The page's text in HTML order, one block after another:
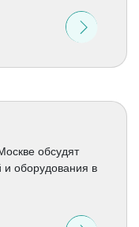
обсудят
и оборудования в